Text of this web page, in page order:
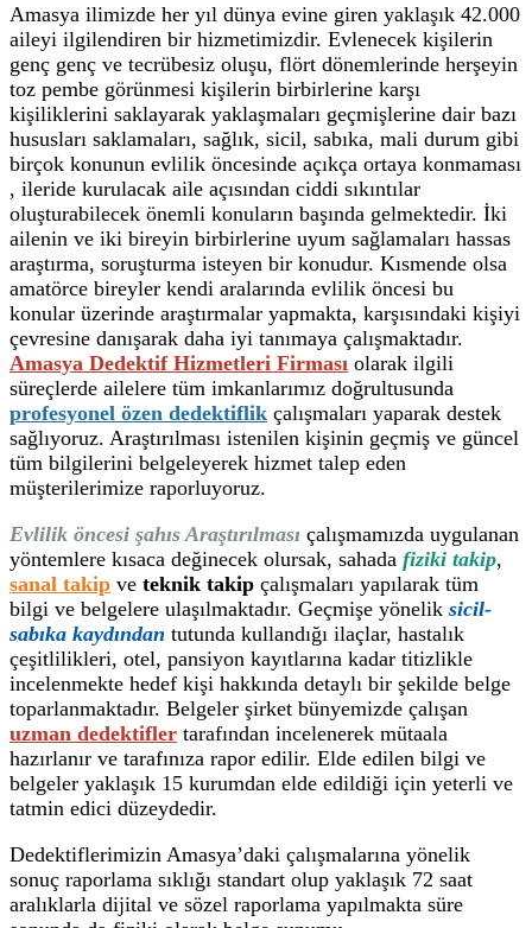
Amasya ilimizde her yıl dünya evine giren yaklaşık 42.000
aileyi ilgilendiren bir hizmetimizdir. Evlenecek kişilerin
genç genç ve tecrübesiz oluşu, flört dönemlerinde herşeyin
toz pembe görünmesi kişilerin birbirlerine karşı
kişiliklerini saklayarak yaklaşmaları geçmişlerine dair bazı
hususları saklamaları, sağlık, sicil, sabıka, mali durum gibi
birçok konunun evlilik öncesinde açıkça ortaya konmaması
, ileride kurulacak aile açısından ciddi sıkıntılar
oluşturabilecek önemli konuların başında gelmektedir. İki
ailenin ve iki bireyin birbirlerine uyum sağlamaları hassas
araştırma, soruşturma isteyen bir konudur. Kısmende olsa
amatörce bireyler kendi aralarında evlilik öncesi bu
konular üzerinde araştırmalar yapmakta, karşısındaki kişiyi
çevresine danışarak daha iyi tanımaya çalışmaktadır.
Amasya Dedektif Hizmetleri Firması olarak ilgili
süreçlerde ailelere tüm imkanlarımız doğrultusunda
profesyonel özen dedektiflik çalışmaları yaparak destek
sağlıyoruz. Araştırılması istenilen kişinin geçmiş ve güncel
tüm bilgilerini belgeleyerek hizmet talep eden
müşterilerimize raporluyoruz.
Evlilik öncesi şahıs Araştırılması çalışmamızda uygulanan
yöntemlere kısaca değinecek olursak, sahada fiziki takip,
sanal takip ve teknik takip çalışmaları yapılarak tüm
bilgi ve belgelere ulaşılmaktadır. Geçmişe yönelik sicil-
sabıka kaydından tutunda kullandığı ilaçlar, hastalık
çeşitlilikleri, otel, pansiyon kayıtlarına kadar titizlikle
incelenmekte hedef kişi hakkında detaylı bir şekilde belge
toparlanmaktadır. Belgeler şirket bünyemizde çalışan
uzman dedektifler tarafından incelenerek mütaala
hazırlanır ve tarafınıza rapor edilir. Elde edilen bilgi ve
belgeler yaklaşık 15 kurumdan elde edildiği için yeterli ve
tatmin edici düzeydedir.
Dedektiflerimizin Amasya’daki çalışmalarına yönelik
sonuç raporlama sıklığı standart olup yaklaşık 72 saat
aralıklarla dijital ve sözel raporlama yapılmakta süre